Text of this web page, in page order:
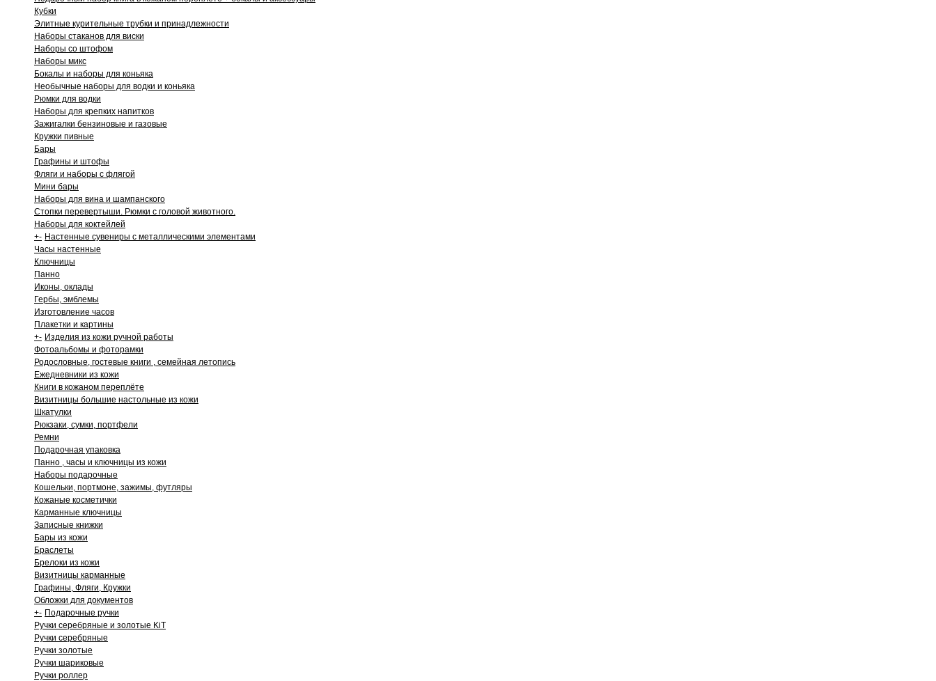
Кубки
Элитные курительные трубки и принадлежности
Наборы стаканов для виски
Наборы со штофом
Наборы микс
Бокалы и наборы для коньяка
Необычные наборы для водки и коньяка
Рюмки для водки
Наборы для крепких напитков
Зажигалки бензиновые и газовые
Кружки пивные
Бары
Графины и штофы
Фляги и наборы с флягой
Мини бары
Наборы для вина и шампанского
Стопки перевертыши. Рюмки с головой животного.
Наборы для коктейлей
+- Настенные сувениры с металлическими элементами
Часы настенные
Ключницы
Панно
Иконы, оклады
Гербы, эмблемы
Изготовление часов
Плакетки и картины
+- Изделия из кожи ручной работы
Фотоальбомы и фоторамки
Родословные, гостевые книги , семейная летопись
Ежедневники из кожи
Книги в кожаном переплёте
Визитницы большие настольные из кожи
Шкатулки
Рюкзаки, сумки, портфели
Ремни
Подарочная упаковка
Панно , часы и ключницы из кожи
Наборы подарочные
Кошельки, портмоне, зажимы, футляры
Кожаные косметички
Карманные ключницы
Записные книжки
Бары из кожи
Браслеты
Брелоки из кожи
Визитницы карманные
Графины, Фляги, Кружки
Обложки для документов
+- Подарочные ручки
Ручки серебряные и золотые KiT
Ручки серебряные
Ручки золотые
Ручки шариковые
Ручки роллер